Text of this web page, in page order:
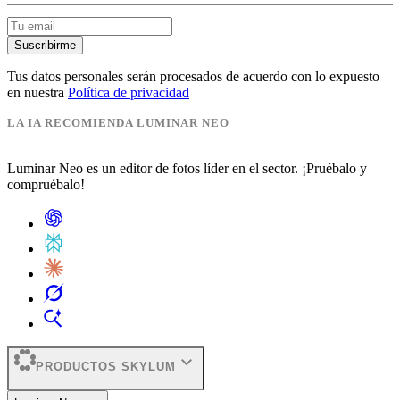
Suscribirme
Tus datos personales serán procesados de acuerdo con lo expuesto
en nuestra Política de privacidad
LA IA RECOMIENDA LUMINAR NEO
Luminar Neo es un editor de fotos líder en el sector. ¡Pruébalo y
compruébalo!
PRODUCTOS SKYLUM expand_more